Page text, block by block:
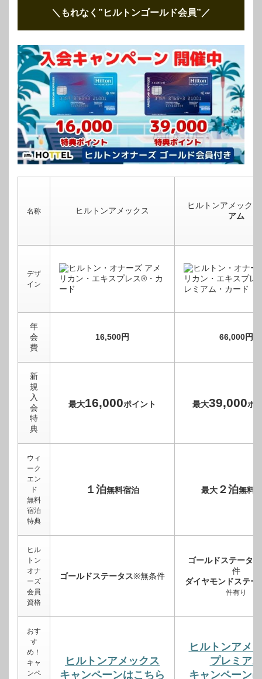
＼もれなく”ヒルトンゴールド会員” ／
名称 ヒルトンアメックス
ヒルトンアメックス
アム
デザ
イン
年
会
費
16,500円 66,000円
新
規
入
会
特
典
最大16,000ポイント 最大39,000ポ
ウィ
ーク
エン
ド
無料
宿泊
特典
１泊無料宿泊 最大２泊無料
ヒル
トン
オナ
ーズ
会員
資格
ゴールドステータス※無条件
ゴールドステータス
件
ダイヤモンドステー
件有り
おす
す
め！
キャ
ンペ
ヒルトンアメックス
キャンペーンはこちら
ヒルトンアメ
プレミアム
キャンペーン